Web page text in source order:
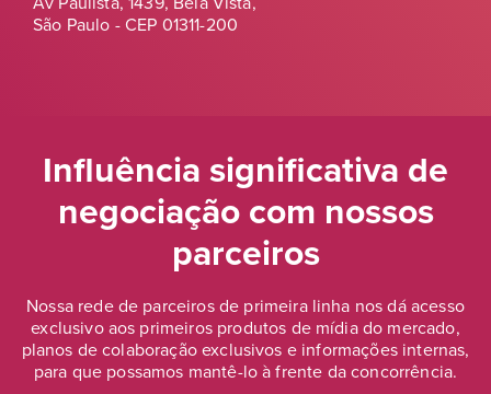
São Paulo - CEP 01311-200
Influência significativa de
negociaçãocom nossos
parceiros
Nossa rede de parceiros de primeira linha nos dá acesso
exclusivo aos primeiros produtos de mídia do mercado,
planos de colaboração exclusivos e informações internas,
para que possamos mantê-lo à frente da concorrência.